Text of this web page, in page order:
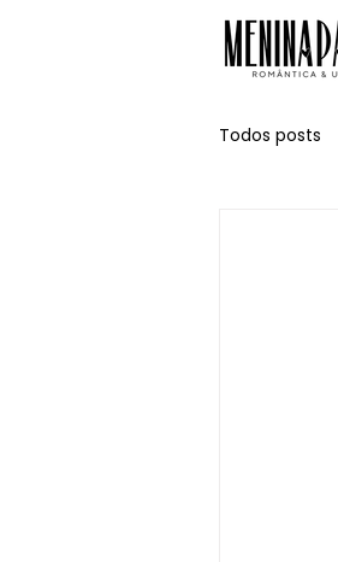
Todos posts